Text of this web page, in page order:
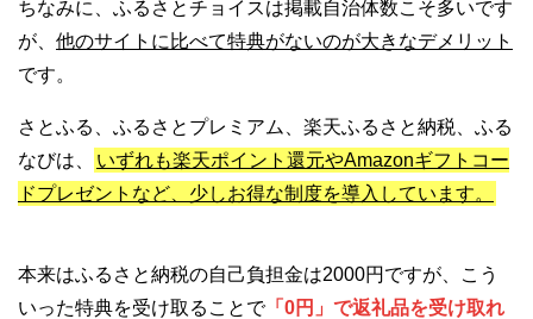
ちなみに、ふるさとチョイスは掲載自治体数こそ多いです
が、 他のサイトに比べて特典がないのが大きなデメリット
です。
さとふる、ふるさとプレミアム、楽天ふるさと納税、ふる
なびは、
いずれも楽天ポイント還元やAmazonギフトコー
ドプレゼントなど、少しお得な制度を導入しています。
本来はふるさと納税の自己負担金は2000円ですが、こう
いった特典を受け取ることで「0円」で返礼品を受け取れ